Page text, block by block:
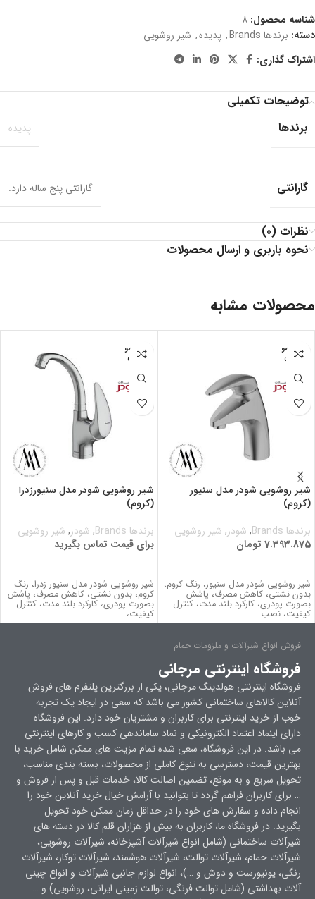
شناسه محصول: 8
دسته: برندها Brands , پدیده, شیر روشویی
اشتراک گذاری:
توضیحات تکمیلی
برندها
پدیده
گارانتی گارانتی پنج ساله دارد.
نظرات (0)
نحوه باربری و ارسال محصولات
محصولات مشابه
اتمام مو
جودی
شیر روشویی شودر مدل سنیور
(کروم)
برندها Brands
, شودر, شیر روشویی
7.393.875 تومان
شیر روشویی شودر مدل سنیور، رنگ کروم،
بدون نشتي، کاهش مصرف، پاشش
بصورت پودری، کارکرد بلند مدت، كنترل
كيفيت، نصب
اتمام مو
جودی
شیر روشویی شودر مدل سنیورزدرا
(کروم)
برندها Brands
, شودر, شیر روشویی
برای قیمت تماس بگیرید
شیر روشویی شودر مدل سنیور زدرا، رنگ
کروم، بدون نشتي، کاهش مصرف، پاشش
بصورت پودری، کارکرد بلند مدت، كنترل
كيفيت،
فروش انواع شیرآلات و ملزومات حمام
فروشگاه اینترنتی مرجانی
فروشگاه اینترنتی هولدینگ مرجانی، یکی از بزرگترین پلتفرم های فروش
آنلاین کالاهای ساختمانی کشور می باشد که سعی در ایجاد یک تجربه
خوب از خرید اینترنتی برای کاربران و مشتریان خود دارد. این فروشگاه
دارای اینماد اعتماد الکترونیکی و نماد ساماندهی کسب و کارهای اینترنتی
می باشد. در این فروشگاه، سعی شده تمام مزیت های ممکن شامل خرید با
بهترین قیمت، دسترسی به تنوع کاملی از محصولات، بسته بندی مناسب،
تحویل سریع و به موقع، تضمین اصالت کالا، خدمات قبل و پس از فروش و
… برای کاربران فراهم گردد تا بتوانید با آرامش خیال خرید آنلاین خود را
انجام داده و سفارش های خود را در حداقل زمان ممکن خود تحویل
بگیرید. در فروشگاه ما، کاربران به بیش از هزاران قلم کالا در دسته های
شیرآلات ساختمانی (شامل انواع شیرآلات آشپزخانه، شیرآلات روشویی،
شیرآلات حمام، شیرآلات توالت، شیرآلات هوشمند، شیرآلات توکار، شیرآلات
رنگی، یونیورست و دوش و …)، انواع لوازم جانبی شیرآلات و انواع چینی
آلات بهداشتی (شامل توالت فرنگی، توالت زمینی ایرانی، روشویی) و …